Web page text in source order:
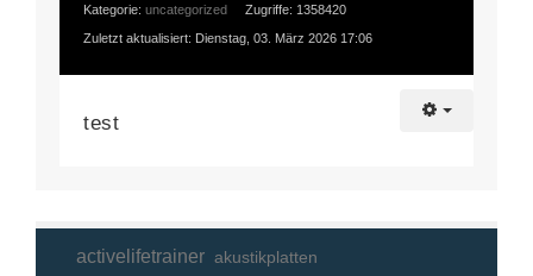
Kategorie: uncategorized
Zugriffe: 1358420
Zuletzt aktualisiert: Dienstag, 03. März 2026 17:06
test
activelifetrainer akustikplatten